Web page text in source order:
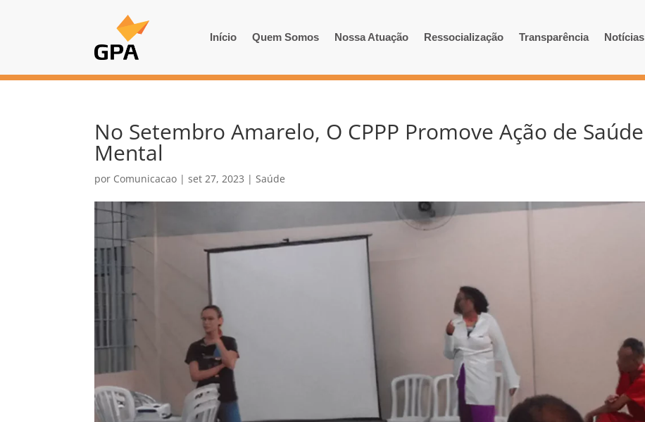
Início Quem Somos Nossa Atuação Ressocialização Transparência Notícias
No Setembro Amarelo, O CPPP Promove Ação de Saúde
Mental
por Comunicacao |set 27, 2023 |Saúde